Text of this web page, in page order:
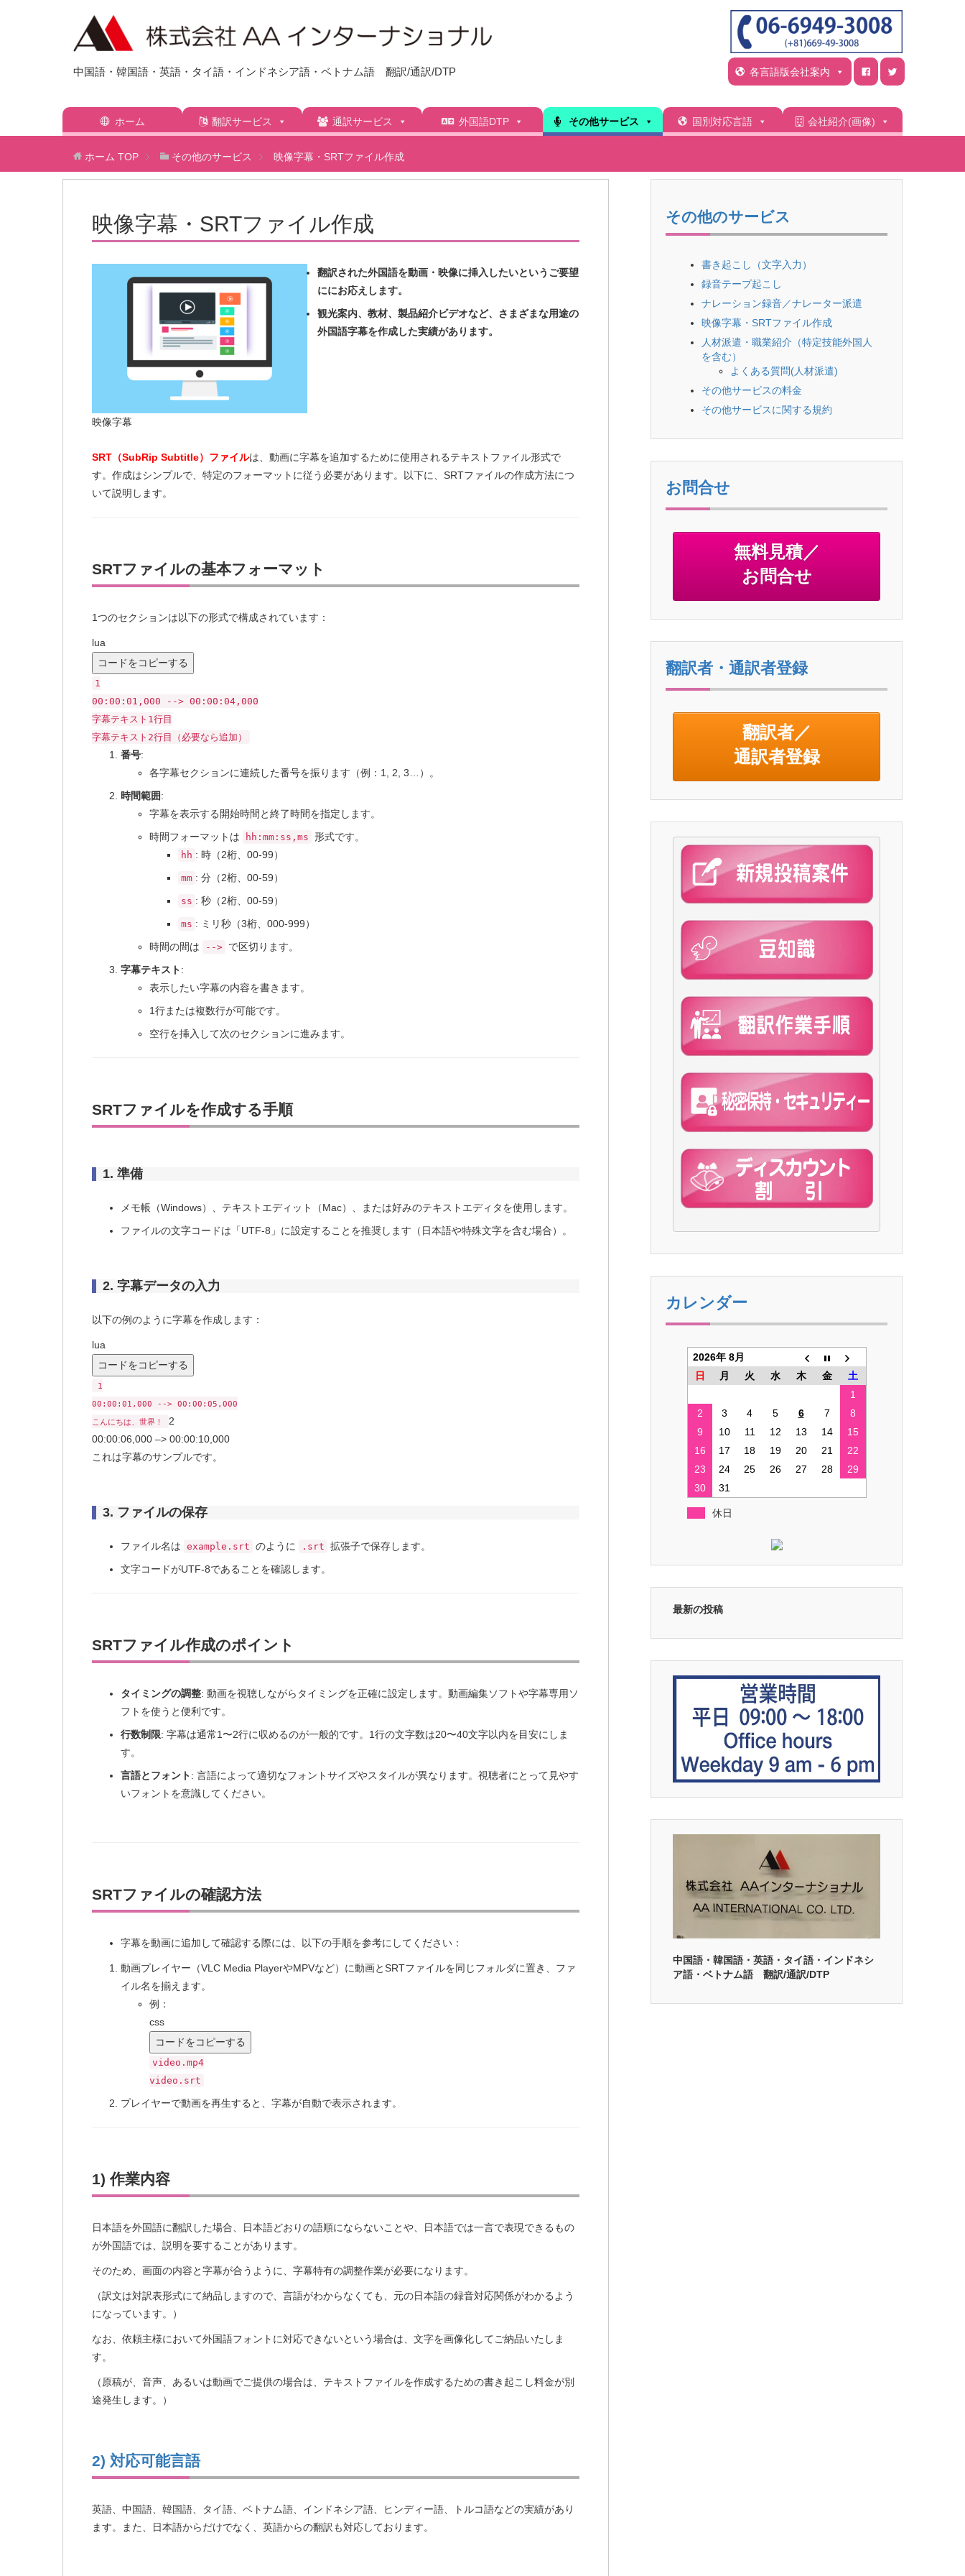
中国語・韓国語・英語・タイ語・インドネシア語・ベトナム語 翻訳/通訳/DTP 各言語版会社案内
ホーム 翻訳サービス 通訳サービス 外国語DTP その他サービス 国別対応言語 会社紹介(画像)
ホーム TOP その他のサービス 映像字幕・SRTファイル作成
映像字幕・SRTファイル作成
映像字幕
翻訳された外国語を動画・映像に挿入したいというご要望
ににお応えします。
観光案内、教材、製品紹介ビデオなど、さまざまな用途の
外国語字幕を作成した実績があります。
SRT（SubRip Subtitle）ファイルは、動画に字幕を追加するために使用されるテキストファイル形式で
す。作成はシンプルで、特定のフォーマットに従う必要があります。以下に、SRTファイルの作成方法につ
いて説明します。
SRTファイルの基本フォーマット
1つのセクションは以下の形式で構成されています：
lua
コードをコピーする
1
00 : 00 : 01 , 000
--> 00:00:04,000
字幕テキスト 1 行目
字幕テキスト 2行目（必要なら追加）
番号:
各字幕セクションに連続した番号を振ります（例：1, 2, 3…）。
時間範囲:
字幕を表示する開始時間と終了時間を指定します。
時間フォーマットは
hh:mm:ss,ms 形式です。
hh : 時（2桁、00-99）
mm : 分（2桁、00-59）
ss : 秒（2桁、00-59）
ms : ミリ秒（3桁、000-999）
時間の間は
--> で区切ります。
字幕テキスト:
表示したい字幕の内容を書きます。
1行または複数行が可能です。
空行を挿入して次のセクションに進みます。
SRTファイルを作成する手順
1. 準備
メモ帳（Windows）、テキストエディット（Mac）、または好みのテキストエディタを使用します。
ファイルの文字コードは「UTF-8」に設定することを推奨します（日本語や特殊文字を含む場合）。
2. 字幕データの入力
以下の例のように字幕を作成します：
lua
コードをコピーする
1
00 : 00 : 01 , 000
--> 00:00:05,000
こんにちは、世界！
2
00:00:06 000 –> 00:00:10,000
これは字幕のサンプルです。
3. ファイルの保存
ファイル名は example.srt のように .srt 拡張子で保存します。
文字コードがUTF-8であることを確認します。
SRTファイル作成のポイント
タイミングの調整: 動画を視聴しながらタイミングを正確に設定します。動画編集ソフトや字幕専用ソ
フトを使うと便利です。
行数制限: 字幕は通常1〜2行に収めるのが一般的です。1行の文字数は20〜40文字以内を目安にしま
す。
言語とフォント: 言語によって適切なフォントサイズやスタイルが異なります。視聴者にとって見やす
いフォントを意識してください。
SRTファイルの確認方法
字幕を動画に追加して確認する際には、以下の手順を参考にしてください：
動画プレイヤー（VLC Media PlayerやMPVなど）に動画とSRTファイルを同じフォルダに置き、ファ
イル名を揃えます。
例：
css
コードをコピーする
video .mp4
video .srt
プレイヤーで動画を再生すると、字幕が自動で表示されます。
1) 作業内容
日本語を外国語に翻訳した場合、日本語どおりの語順にならないことや、日本語では一言で表現できるもの
が外国語では、説明を要することがあります。
そのため、画面の内容と字幕が合うように、字幕特有の調整作業が必要になります。
（訳文は対訳表形式にて納品しますので、言語がわからなくても、元の日本語の録音対応関係がわかるよう
になっています。）
なお、依頼主様において外国語フォントに対応できないという場合は、文字を画像化してご納品いたしま
す。
（原稿が、音声、あるいは動画でご提供の場合は、テキストファイルを作成するための書き起こし料金が別
途発生します。）
2) 対応可能言語
英語、中国語、韓国語、タイ語、ベトナム語、インドネシア語、ヒンディー語、トルコ語などの実績があり
ます。また、日本語からだけでなく、英語からの翻訳も対応しております。
その他のサービス
書き起こし（文字入力）
録音テープ起こし
ナレーション録音／ナレーター派遣
映像字幕・SRTファイル作成
人材派遣・職業紹介（特定技能外国人
を含む）
よくある質問(人材派遣)
その他サービスの料金
その他サービスに関する規約
お問合せ
無料見積／
お問合せ
翻訳者・通訳者登録
翻訳者／
通訳者登録
カレンダー
2026年 8月
日
月 火 水 木 金
土
1
2
3 4 5 6 7
8
9
10 11 12 13 14
15
16
17 18 19 20 21
22
23
24 25 26 27 28
29
30
31
休日
最新の投稿
中国語・韓国語・英語・タイ語・インドネシ
ア語・ベトナム語 翻訳/通訳/DTP